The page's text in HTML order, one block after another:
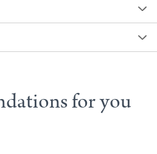
for you